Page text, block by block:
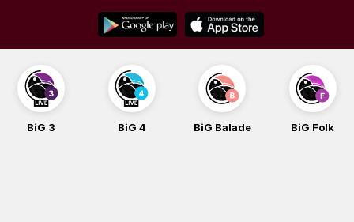
content
BiG Balade BiG Folk BiG